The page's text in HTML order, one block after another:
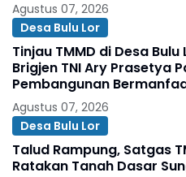
Agustus 07, 2026
Desa Bulu Lor
Tinjau TMMD di Desa
Brigjen TNI Ary Prasetya
Pembangunan
Masyarakat
Agustus 07, 2026
Desa Bulu Lor
Talud Rampung, Satgas
Ratakan Tanah Dasar